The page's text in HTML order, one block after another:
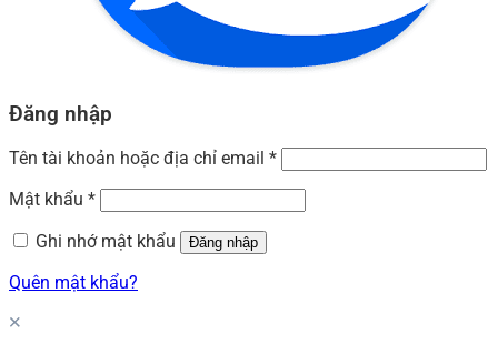
Đăng nhập
Tên tài khoản hoặc địa chỉ email *
Mật khẩu *
Ghi nhớ mật khẩu
Đăng nhập
Quên mật khẩu?